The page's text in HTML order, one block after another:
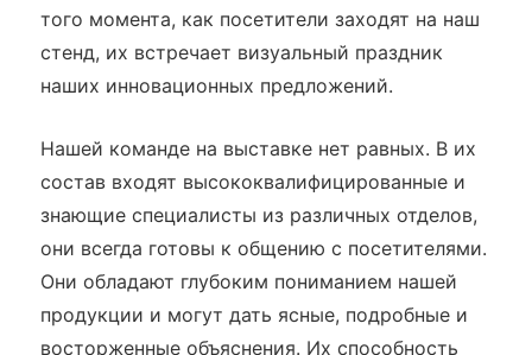
того момента, как посетители заходят на наш
стенд, их встречает визуальный праздник
наших инновационных предложений.
Нашей команде на выставке нет равных. В их
состав входят высококвалифицированные и
знающие специалисты из различных отделов,
они всегда готовы к общению с посетителями.
Они обладают глубоким пониманием нашей
продукции и могут дать ясные, подробные и
восторженные объяснения. Их способность